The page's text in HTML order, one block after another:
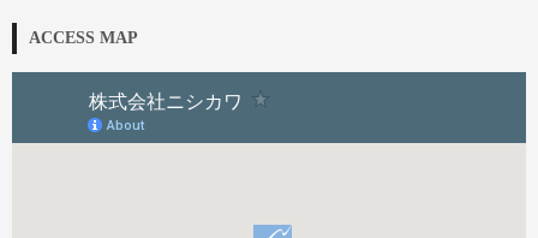
ACCESS MAP